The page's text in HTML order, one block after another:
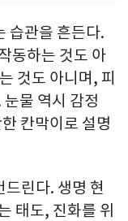
습관을 흔든다.
동하는 것도 아
것도 아니며, 피
물 역시 감정
칸막이로 설명
린다. 생명 현
태도, 진화를 위